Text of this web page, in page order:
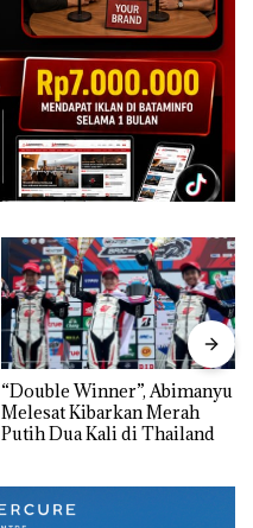
“Double Winner”, Abimanyu
Melesat Kibarkan Merah
Putih Dua Kali di Thailand